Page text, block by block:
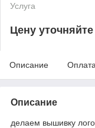
Услуга
Цену уточняйте
Описание Оплата
Описание
делаем вышивку